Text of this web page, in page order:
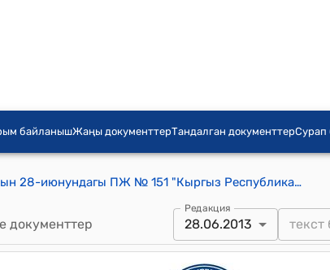
байланышЖаңы документтерТандалган документтерСурап
КР Президентинин 2013-жылдын 28-июнундагы ПЖ № 151 "Кыргыз Республикасынын жарандыгына кабыл алуу жөнүндө" жарлыгы
документтер
Редакция
28.06.2013